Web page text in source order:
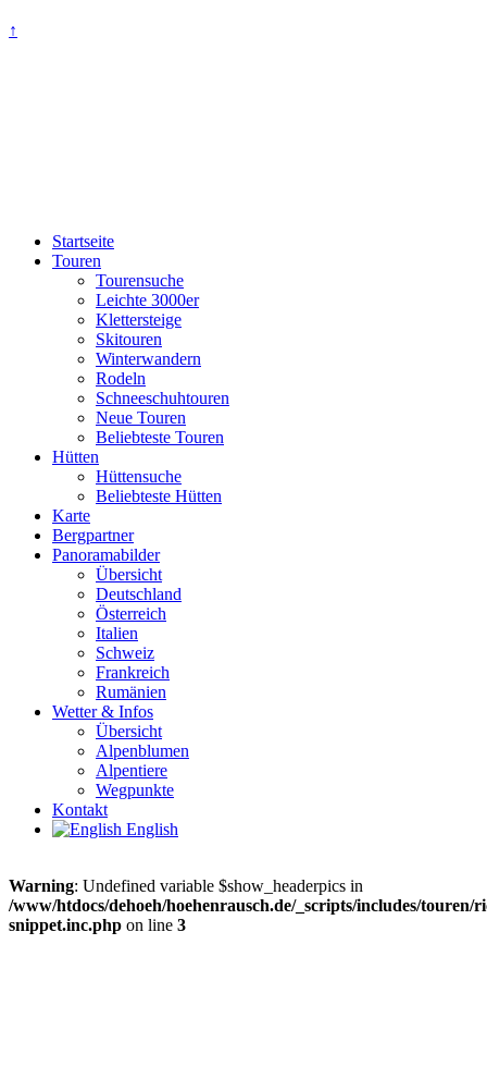
↑
Startseite
Touren
Tourensuche
Leichte 3000er
Klettersteige
Skitouren
Winterwandern
Rodeln
Schneeschuhtouren
Neue Touren
Beliebteste Touren
Hütten
Hüttensuche
Beliebteste Hütten
Karte
Bergpartner
Panoramabilder
Übersicht
Deutschland
Österreich
Italien
Schweiz
Frankreich
Rumänien
Wetter & Infos
Übersicht
Alpenblumen
Alpentiere
Wegpunkte
Kontakt
English
Warning: Undefined variable $show_headerpics in
/www/htdocs/dehoeh/hoehenrausch.de/_scripts/includes/touren/
snippet.inc.php on line 3